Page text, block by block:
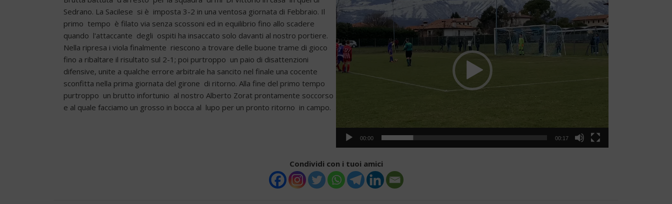
Sedrano. La Sacilese si è imposta 3-2 in una ventosa giornata di Febbraio. Il
primo tempo è filato via senza scossoni ed in equilibrio fino allo scadere
quando l'attaccante degli ospiti ha insaccato solo davanti al nostro portiere.
Nella ripresa i viola finalmente riescono a trovare delle buone trame di gioco
fino a ribaltare il risultato sul 2-1; poi purtroppo un paio di disattenzioni
difensive, unite a qualche errore arbitrale ha sancito nel finale una cocente
sconfitta nella prima giornata del girone di ritorno. Alla fine del primo tempo
purtroppo un brutto infortunio al nostro Alberto Zorat prontamente soccorso
e al quale facciamo un grosso in bocca al lupo per un pronto ritorno in campo.
Player
00:00 00:17
Condividi con i tuoi amici